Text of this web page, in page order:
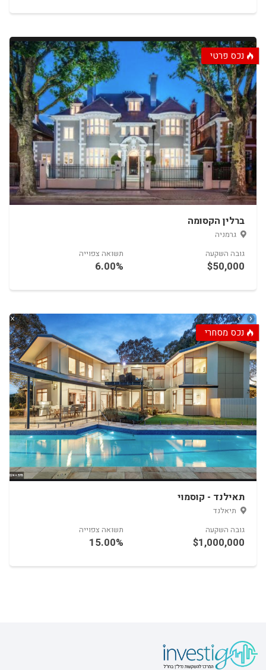
אישור להעביר את פרטיך ליזמי הפרוייקט הרלוונטיים
שלנו.
יורק
השקעה תשואה צפוייה
תשואה צפוייה
נכס פרטי
ברלין הקסומה
נכס מסחרי
תאילנד - קוסמוי